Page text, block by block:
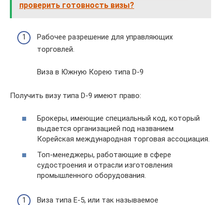
проверить готовность визы?
Рабочее разрешение для управляющих
торговлей.
Виза в Южную Корею типа D-9
Получить визу типа D-9 имеют право:
Брокеры, имеющие специальный код, который
выдается организацией под названием
Корейская международная торговая ассоциация.
Топ-менеджеры, работающие в сфере
судостроения и отрасли изготовления
промышленного оборудования.
Виза типа E-5, или так называемое